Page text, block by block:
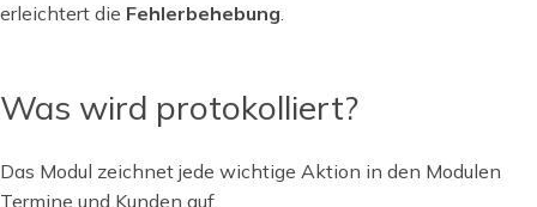
erleichtert die Fehlerbehebung.
Was wird protokolliert?
Das Modul zeichnet jede wichtige Aktion in den Modulen
Termine und Kunden auf.